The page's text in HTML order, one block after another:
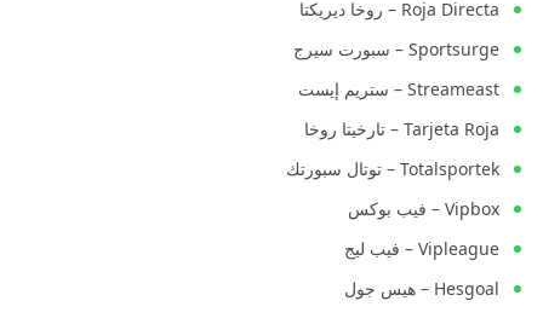
Roja Directa – روخا ديريكتا
Sportsurge – سبورت سيرج
Streameast – ستريم إيست
Tarjeta Roja – تارخيتا روخا
Totalsportek – توتال سبورتك
Vipbox – فيب بوكس
Vipleague – فيب ليج
Hesgoal – هيس جول